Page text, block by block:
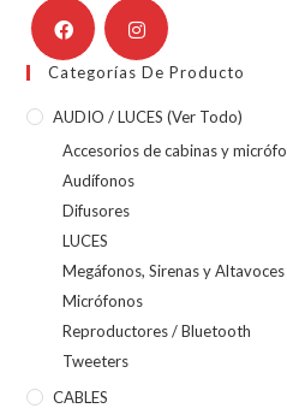
Categorías De Producto
AUDIO / LUCES (ver Todo)
Accesorios de cabinas y
Audífonos
Difusores
LUCES
Megáfonos, Sirenas y Altavoces
Micrófonos
Reproductores / Bluetooth
Tweeters
CABLES